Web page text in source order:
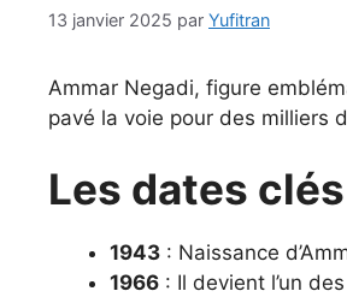
13 janvier 2025 par Yufitran
Ammar Negadi, figure
pavé la voie pour des milliers
Les dates
1943 : Naissance
1966 : Il devient l’un